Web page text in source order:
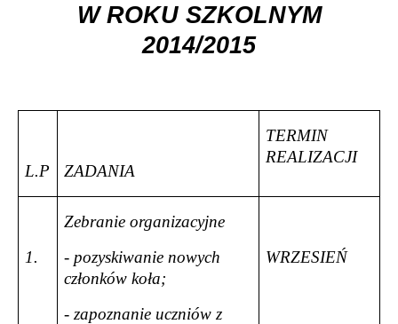
W ROKU SZKOLNYM
2014/2015
L.P ZADANIA
TERMIN
REALIZACJI
1.
Zebranie organizacyjne
- pozyskiwanie nowych
członków koła;
- zapoznanie uczniów z
WRZESIEŃ